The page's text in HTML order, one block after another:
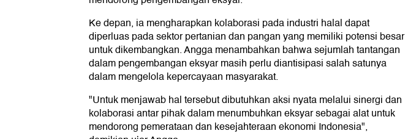
Ke depan, ia mengharapkan kolaborasi pada industri halal dapat
diperluas pada sektor pertanian dan pangan yang memiliki potensi besar
untuk dikembangkan. Angga menambahkan bahwa sejumlah tantangan
dalam pengembangan eksyar masih perlu diantisipasi salah satunya
dalam mengelola kepercayaan masyarakat.
"Untuk menjawab hal tersebut dibutuhkan aksi nyata melalui sinergi dan
kolaborasi antar pihak dalam menumbuhkan eksyar sebagai alat untuk
mendorong pemerataan dan kesejahteraan ekonomi Indonesia",